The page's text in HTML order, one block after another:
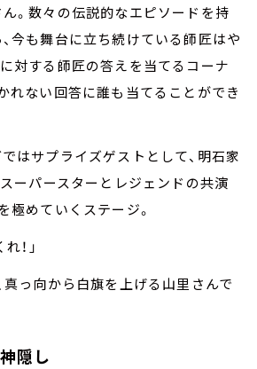
。数々の伝説的なエピソードを持
今も舞台に立ち続けている師匠はや
対する師匠の答えを当てるコーナ
れない回答に誰も当てることができ
はサプライズゲストとして、明石家
ーパースターとレジェンドの共演
極めていくステージ。
！」
真っ向から白旗を上げる山里さんで
隠し